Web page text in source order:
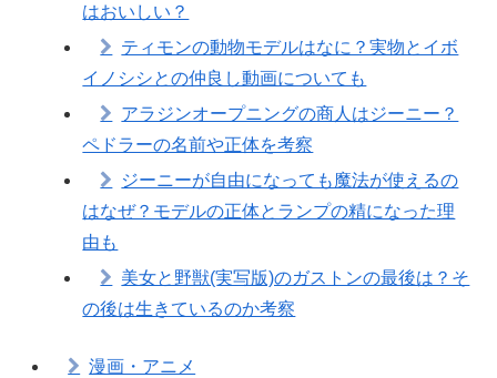
はおいしい？
ティモンの動物モデルはなに？実物とイボ
イノシシとの仲良し動画についても
アラジンオープニングの商人はジーニー？
ペドラーの名前や正体を考察
ジーニーが自由になっても魔法が使えるの
はなぜ？モデルの正体とランプの精になった理
由も
美女と野獣(実写版)のガストンの最後は？そ
の後は生きているのか考察
漫画・アニメ